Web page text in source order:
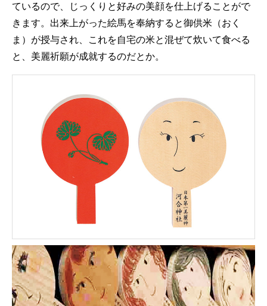
ているので、じっくりと好みの美顔を仕上げることがで
きます。出来上がった絵馬を奉納すると御供米（おく
ま）が授与され、これを自宅の米と混ぜて炊いて食べる
と、美麗祈願が成就するのだとか。